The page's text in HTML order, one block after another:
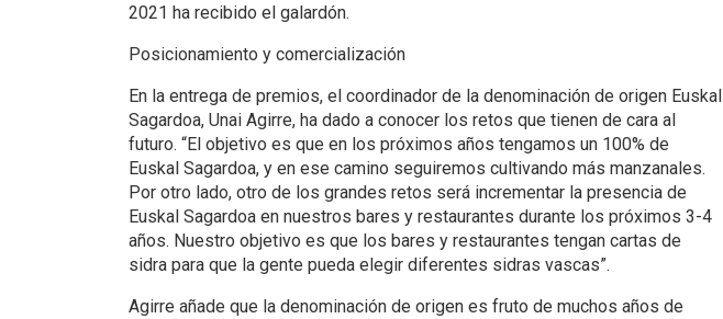
2021 ha recibido el galardón.
Posicionamiento y comercialización
En la entrega de premios, el coordinador de la denominación de origen Euskal
Sagardoa, Unai Agirre, ha dado a conocer los retos que tienen de cara al
futuro. “El objetivo es que en los próximos años tengamos un 100% de
Euskal Sagardoa, y en ese camino seguiremos cultivando más manzanales.
Por otro lado, otro de los grandes retos será incrementar la presencia de
Euskal Sagardoa en nuestros bares y restaurantes durante los próximos 3-4
años. Nuestro objetivo es que los bares y restaurantes tengan cartas de
sidra para que la gente pueda elegir diferentes sidras vascas”.
Agirre añade que la denominación de origen es fruto de muchos años de